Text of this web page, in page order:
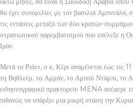
θα έχει συνομιλίες με τον βασιλιά Αμπντάλα,
τις εντάσεις μεταξύ των δύο κρατών-
στρατιωτικού παρεμβατισμού που επέλεξε η
Ιράν.
Μετά το Ριάντ, ο κ. Κέρι αναμένεται έως τις
τη Βηθλεέμ, το Αμμάν, το Αμπού Ντάμπι, το
ειδησεογραφικό πρακτορείο MENA ανέφερε
πιθανώς να υπάρξει μια μικρή στάση την